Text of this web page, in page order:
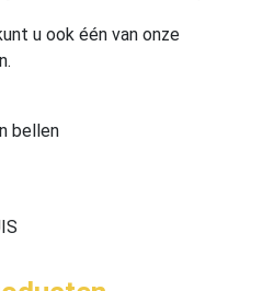
u ook één van onze
bellen